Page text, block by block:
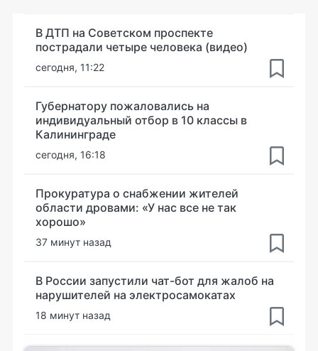
В ДТП на Советском проспекте
пострадали четыре человека (видео)
сегодня, 11:22
Губернатору пожаловались на
индивидуальный отбор в 10 классы в
Калининграде
сегодня, 16:18
Прокуратура о снабжении жителей
области дровами: «У нас все не так
хорошо»
37 минут назад
В России запустили чат-бот для жалоб на
нарушителей на электросамокатах
18 минут назад